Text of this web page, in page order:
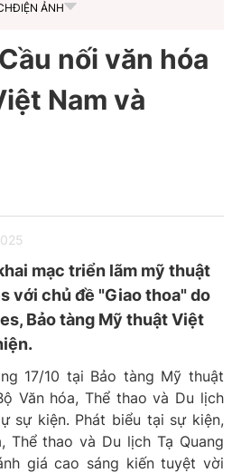
ĐIỆN ẢNH
nối văn hóa
Nam và
mạc triển lãm mỹ thuật
với chủ đề "Giao thoa" do
Bảo tàng Mỹ thuật Việt
17/10 tại Bảo tàng Mỹ thuật
Văn hóa, Thể thao và Du lịch
sự kiện. Phát biểu tại sự kiện,
Thể thao và Du lịch Tạ Quang
giá cao sáng kiến tuyệt vời